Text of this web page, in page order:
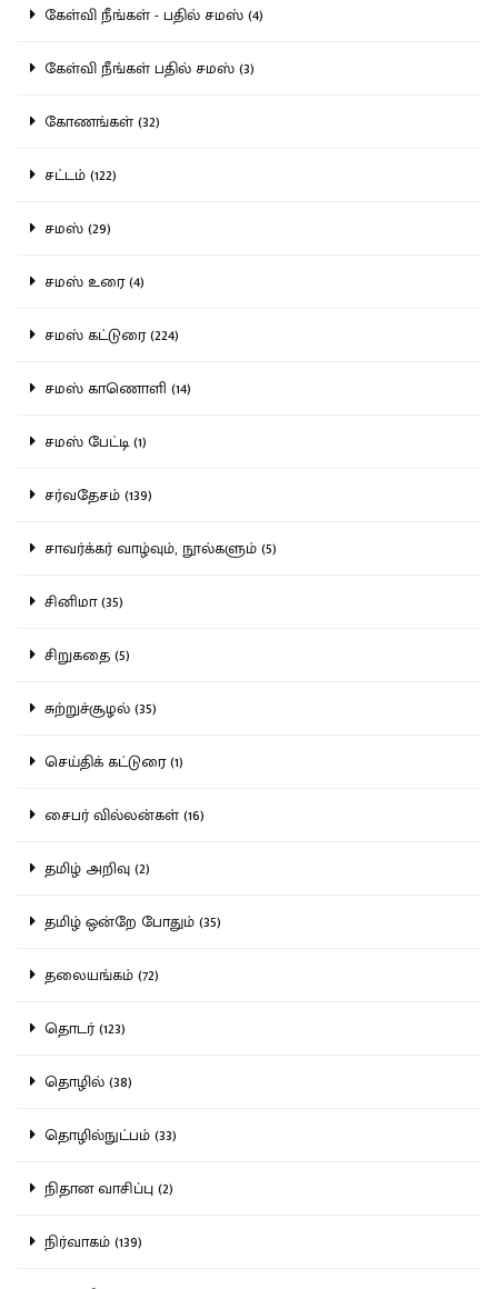
கேள்வி நீங்கள் - பதில் சமஸ் (4)
கேள்வி நீங்கள் பதில் சமஸ் (3)
கோணங்கள் (32)
சட்டம் (122)
சமஸ் (29)
சமஸ் உரை (4)
சமஸ் கட்டுரை (224)
சமஸ் காணொளி (14)
சமஸ் பேட்டி (1)
சர்வதேசம் (139)
சாவர்க்கர் வாழ்வும், நூல்களும் (5)
சினிமா (35)
சிறுகதை (5)
சுற்றுச்சூழல் (35)
செய்திக் கட்டுரை (1)
சைபர் வில்லன்கள் (16)
தமிழ் அறிவு (2)
தமிழ் ஒன்றே போதும் (35)
தலையங்கம் (72)
தொடர் (123)
தொழில் (38)
தொழில்நுட்பம் (33)
நிதான வாசிப்பு (2)
நிர்வாகம் (139)